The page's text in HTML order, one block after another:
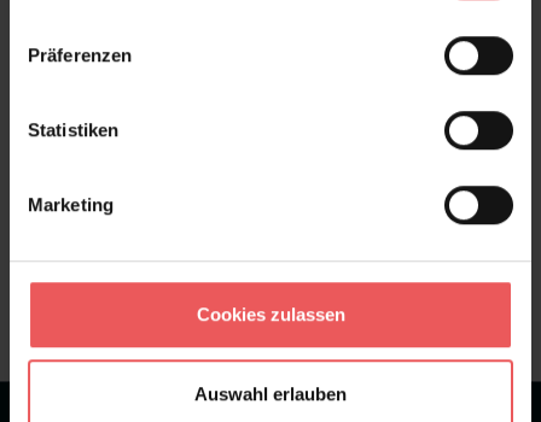
Präferenzen
Statistiken
Marketing
Cookies zulassen
Auswahl erlauben
Frage stellen
+49 (0)221 932 81 82